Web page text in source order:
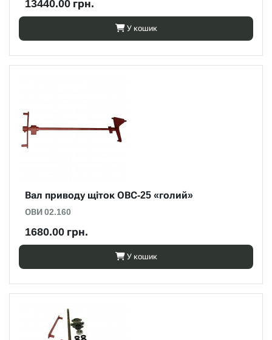
13440.00 грн.
У кошик
Вал приводу щіток ОВС-25 «голий»
ОВИ 02.160
1680.00 грн.
У кошик